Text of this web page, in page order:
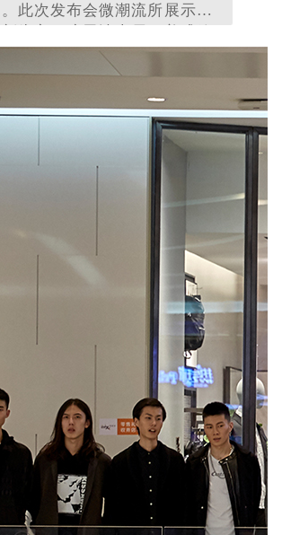
此次发布会微潮流所展示的
中都融入了美式风格，更是倡
。在轻时尚路线上主要